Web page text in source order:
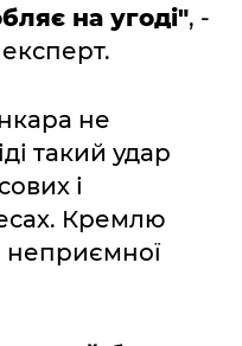
на угоді", -
не
такий удар
і
Кремлю
неприємної